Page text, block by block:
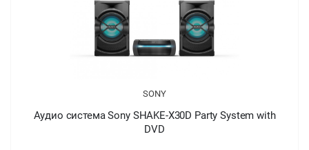
SONY
Аудио система Sony SHAKE-X30D Party System with
DVD